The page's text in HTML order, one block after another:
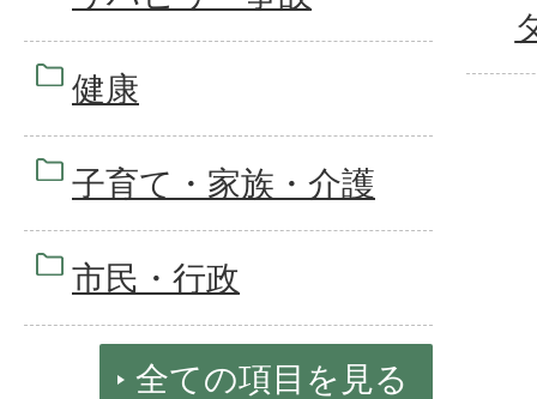
健康
子育て・家族・介護
市民・行政
全ての項目を見る